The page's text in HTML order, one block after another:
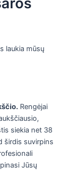
laukia mūsų
Rengėjai
siekia net 38
širdis suvirpins
Jūsų